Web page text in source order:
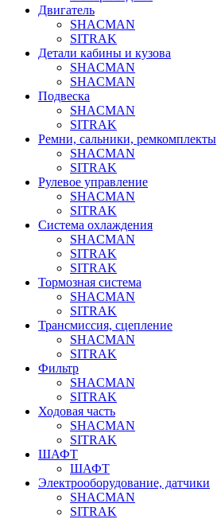
Двигатель
SHACMAN
SITRAK
Детали кабины и кузова
SHACMAN
SHACMAN
Подвеска
SHACMAN
SITRAK
Ремни, сальники, ремкомплекты
SHACMAN
SITRAK
Рулевое управление
SHACMAN
SITRAK
Система охлаждения
SHACMAN
SITRAK
SITRAK
Тормозная система
SHACMAN
SITRAK
Трансмиссия, сцепление
SHACMAN
SITRAK
Фильтр
SHACMAN
SITRAK
Ходовая часть
SHACMAN
SITRAK
ШАФТ
ШАФТ
Электрооборудование, датчики
SHACMAN
SITRAK